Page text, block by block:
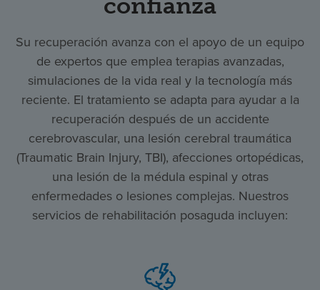
confianza
Su recuperación avanza con el apoyo de un equipo
de expertos que emplea terapias avanzadas,
simulaciones de la vida real y la tecnología más
reciente. El tratamiento se adapta para ayudar a la
recuperación después de un accidente
cerebrovascular, una lesión cerebral traumática
(Traumatic Brain Injury, TBI), afecciones ortopédicas,
una lesión de la médula espinal y otras
enfermedades o lesiones complejas. Nuestros
servicios de rehabilitación posaguda incluyen: